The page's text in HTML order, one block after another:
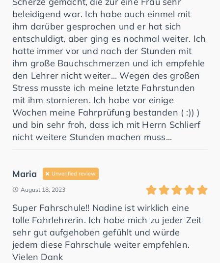
beleidigend war. Ich habe auch einmel mit
ihm darüber gesprochen und er hat sich
entschuldigt, aber ging es nochmal weiter. Ich
hatte immer vor und nach der Stunden mit
ihm große Bauchschmerzen und ich empfehle
den Lehrer nicht weiter... Wegen des großen
Stress musste ich meine letzte Fahrstunden
mit ihm stornieren. Ich habe vor einige
Wochen meine Fahrprüfung bestanden ( :)) )
und bin sehr froh, dass ich mit Herrn Schlierf
nicht weitere Stunden machen muss...
Maria Unverified review
August 18, 2023
Super Fahrschule!! Nadine ist wirklich eine
tolle Fahrlehrerin. Ich habe mich zu jeder Zeit
sehr gut aufgehoben gefühlt und würde
jedem diese Fahrschule weiter empfehlen.
Vielen Dank